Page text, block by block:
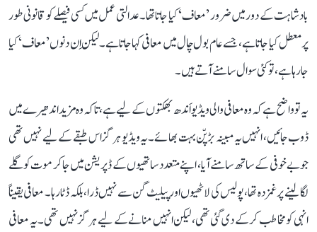
بادشاہت کے دور میں ضرور ’معاف‘ کیا جاتا تھا۔ عدالتی عمل میں کسی فیصلے کو قانونی طور
پر معطل کیا جاتا ہے، جسے عام بول چال میں معافی کہا جاتا ہے۔ لیکن اِن دنوں ’معاف‘ کیا
جا رہا ہے، تو کئی سوال سامنے آتے ہیں۔
یہ تو واضح ہے کہ وہ معافی والی ویڈیو اَندھ بھکتوں کے لیے ہے، تاکہ وہ مزید اندھیرے میں
ڈوب جائیں، انہیں یہ مبینہ بڑپّن بہت بھائے۔ یہ ویڈیو ہرگز اس طبقے کے لیے نہیں تھی
جو بے خوفی کے ساتھ سامنے آیا، اپنے متعدد ساتھیوں کے ڈپریشن میں جا کر موت کو گلے
لگا لینے پر غمزدہ تھا، پولیس کی لاٹھیوں اور پیلیٹ گن سے نہیں ڈرا، بلکہ ڈٹا رہا۔ معافی یقیناً
انہی کو مخاطب کر کے دی گئی تھی، لیکن انہیں منانے کے لیے ہرگز نہیں تھی۔ یہ معافی